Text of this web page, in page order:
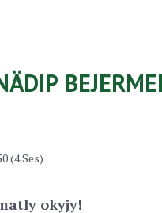
(4 Ses)
okyjy!